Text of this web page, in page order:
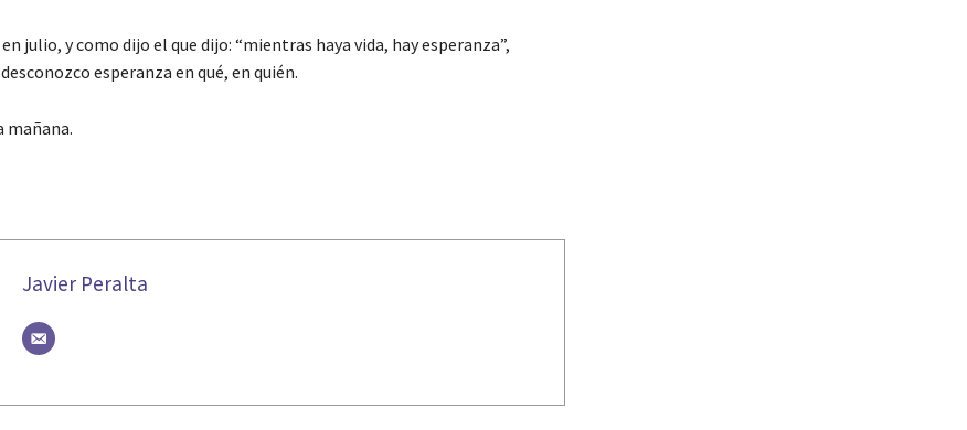
julio, y como dijo el que dijo: “mientras haya vida, hay esperanza”,
esperanza en qué, en quién.
mañana.
Javier Peralta